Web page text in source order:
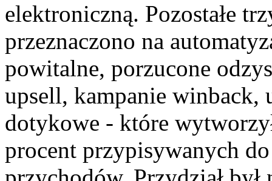
elektroniczną. Pozostałe
przeznaczono na
powitalne, porzucone
upsell, kampanie
dotykowe - które
procent przypisywanych